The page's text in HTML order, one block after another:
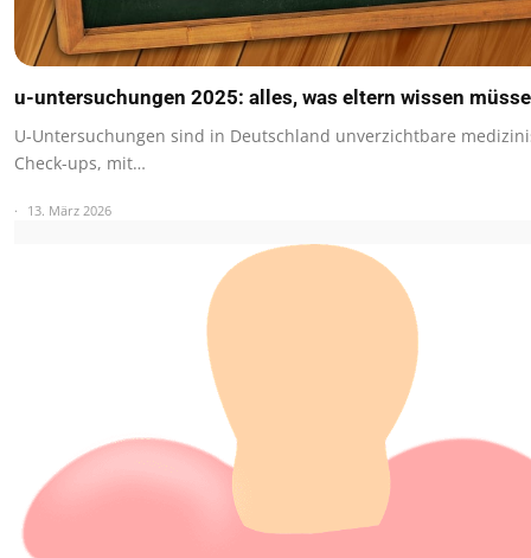
u-untersuchungen 2025: alles, was eltern wissen
U-Untersuchungen sind in Deutschland unverzichtbare
Check-ups, mit…
13. März 2026